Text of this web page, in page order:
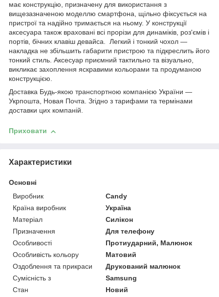
має конструкцію, призначену для використання з
вищезазначеною моделлю смартфона, щільно фіксується на
пристрої та надійно тримається на ньому. У конструкції
аксесуара також враховані всі прорізи для динаміків, роз'ємів і
портів, бічних клавіш девайса. Легкий і тонкий чохол —
накладка не збільшить габарити пристрою та підкреслить його
тонкий стиль. Аксесуар приємний тактильно та візуально,
викликає захоплення яскравими кольорами та продуманою
конструкцією.
Доставка Будь-якою транспортною компанією України —
Укрпошта, Новая Почта. Згідно з тарифами та термінами
доставки цих компаній.
Приховати
Характеристики
Основні
Виробник
Candy
Країна виробник
Україна
Матеріал
Силікон
Призначення
Для телефону
Особливості
Протиударний, Малюнок
Особливість кольору
Матовий
Оздоблення та прикраси
Друкований малюнок
Сумісність з
Samsung
Стан
Новий